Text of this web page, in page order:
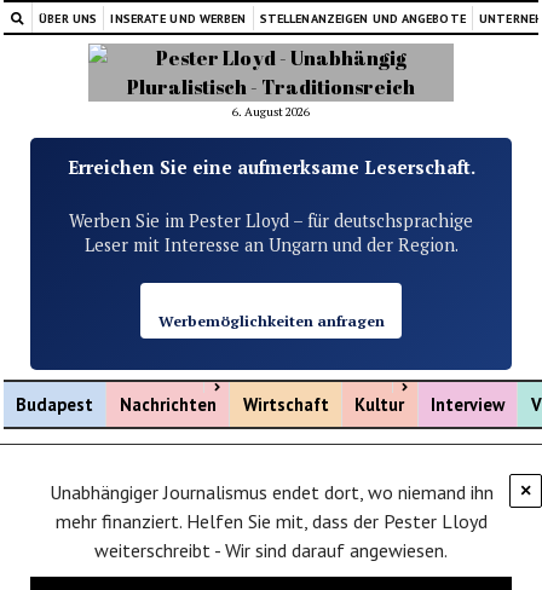
ÜBER UNS INSERATE UND WERBEN STELLENANZEIGEN UND ANGEBOTE
6. August 2026
Erreichen Sie eine aufmerksame Leserschaft.
Werben Sie im Pester Lloyd – für deutschsprachige
Leser mit Interesse an Ungarn und der Region.
Werbemöglichkeiten anfragen
Budapest Nachrichten
Menü öffnen
Wirtschaft Kultur
Menü öffnen
Interview
×
Unabhängiger Journalismus endet dort, wo niemand ihn
mehr finanziert. Helfen Sie mit, dass der Pester Lloyd
weiterschreibt - Wir sind darauf angewiesen.